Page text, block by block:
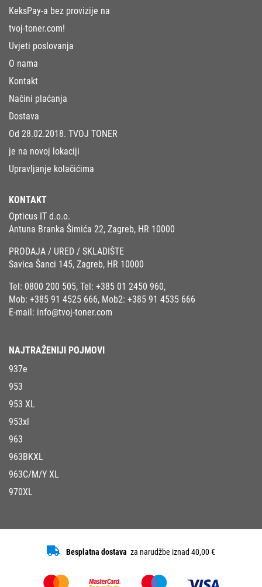
KeksPay-a bez provizije na
tvoj-toner.com!
Uvjeti poslovanja
O nama
Kontakt
Načini plaćanja
Dostava
Od 28.02.2018. TVOJ TONER
je na novoj lokaciji
Upravljanje kolačićima
KONTAKT
Opticus IT d.o.o.
Antuna Branka Šimića 22, Zagreb, HR 10000
PRODAJA / URED / SKLADIŠTE
Savica Šanci 145, Zagreb, HR 10000
Tel: 0800 200 505, Tel: +385 01 2450 960,
Mob: +385 91 4525 666, Mob2: +385 91 4535 666
E-mail: info@tvoj-toner.com
NAJTRAŽENIJI POJMOVI
937e
953
953 XL
953xl
963
963BKXL
963C/M/Y XL
970XL
Besplatna dostava za narudžbe iznad 40,00 €